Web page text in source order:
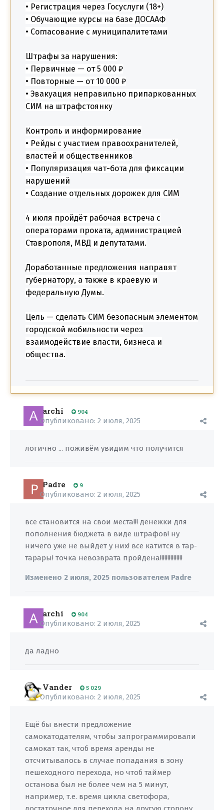
• Регистрация через Госуслуги (18+)
• Обучающие курсы на базе ДОСААФ
• Согласование с муниципалитетами
Штрафы за нарушения:
• Первичные — от 5 000 ₽
• Повторные — от 10 000 ₽
• Эвакуация неправильно припаркованных
СИМ на штрафстоянку
Контроль и информирование
• Рейды с участием правоохранителей,
властей и общественников
• Популяризация чат-бота для фиксации
нарушений
• Создание отдельных дорожек для СИМ
4 июля пройдёт рабочая встреча с
операторами проката, администрацией
Ставрополя, МВД и депутатами.
Доработанные предложения направят
губернатору, а также в краевую и
федеральную Думы.
Цель — сделать СИМ безопасным элементом
городской мобильности через
взаимодействие власти, бизнеса и
общества.
archi 904
Опубликовано: 2 июля, 2025
логично ... поживём увидим что получится
Padre 9
Опубликовано: 2 июля, 2025
все становится на свои места!!! денежки для
пополнения бюджета в виде штрафов! ну
ничего уже не выйдет у них! все катится в тар-
тарары! точка невозврата пройдена!!!!!!!!!!!!!!!
Изменено 2 июля, 2025 пользователем Padre
archi 904
Опубликовано: 2 июля, 2025
да ладно
Vander 5 029
Опубликовано: 2 июля, 2025
Ещё бы внести предложение
самокатодателям, чтобы запрограммировали
самокат так, чтоб время аренды не
отсчитывалось в случае попадания в зону
пешеходного перехода, но чтоб таймер
останова был не более чем на 5 минут,
например, т.е. время цикла светофора,